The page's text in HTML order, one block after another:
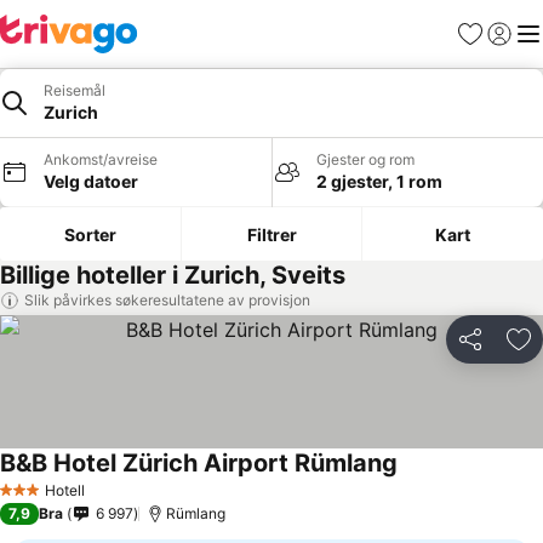
Favoritter
Logg
Reisemål
Zurich
Ankomst/avreise
Velg datoer
Gjester og rom
2 gjester, 1 rom
Sorter Filtrer Kart
Billige hoteller i Zurich, Sveits
Slik påvirkes søkeresultatene av provisjon
Del
3 StjernerHotell
B&B Hotel Zürich Airport Rümlang
7,9 Bra 6 997 Rümlang